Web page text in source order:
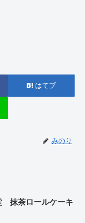
はてブ
みのり
抹茶ロールケーキ